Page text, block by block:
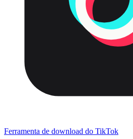
Ferramenta de download do TikTok